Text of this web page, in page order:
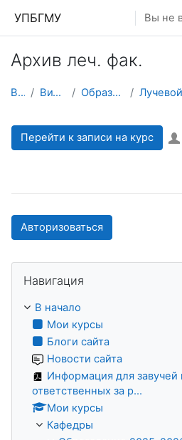
УПБГМУ Вы не
Архив леч. фак.
В начало Витрина курсов 3KL Образование 2025-2026 уч.год
Перейти к записи на курс
Авторизоваться
Навигация
В начало
Мои курсы
Блоги сайта
Новости сайта
Информация для завучей
ответственных за р...
Мои курсы
Кафедры